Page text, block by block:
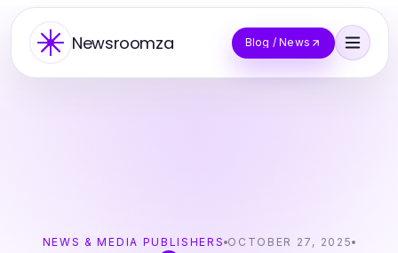
Newsroomza Blog / News
NEWS & MEDIA PUBLISHERS OCTOBER 27, 2025